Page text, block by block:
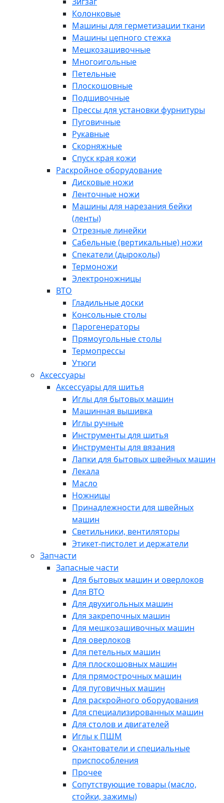
Колонковые
Машины для герметизации ткани
Машины цепного стежка
Мешкозашивочные
Многоигольные
Петельные
Плоскошовные
Подшивочные
Прессы для установки фурнитуры
Пуговичные
Рукавные
Скорняжные
Спуск края кожи
Раскройное оборудование
Дисковые ножи
Ленточные ножи
Машины для нарезания бейки
(ленты)
Отрезные линейки
Сабельные (вертикальные) ножи
Спекатели (дыроколы)
Термоножи
Электроножницы
ВТО
Гладильные доски
Консольные столы
Парогенераторы
Прямоугольные столы
Термопрессы
Утюги
Аксессуары
Аксессуары для шитья
Иглы для бытовых машин
Машинная вышивка
Иглы ручные
Инструменты для шитья
Инструменты для вязания
Лапки для бытовых швейных машин
Лекала
Масло
Ножницы
Принадлежности для швейных
машин
Светильники, вентиляторы
Этикет-пистолет и держатели
Запчасти
Запасные части
Для бытовых машин и оверлоков
Для ВТО
Для двухигольных машин
Для закрепочных машин
Для мешкозашивочных машин
Для оверлоков
Для петельных машин
Для плоскошовных машин
Для прямострочных машин
Для пуговичных машин
Для раскройного оборудования
Для специализированных машин
Для столов и двигателей
Иглы к ПШМ
Окантователи и специальные
приспособления
Прочее
Сопутствующие товары (масло,
стойки, зажимы)